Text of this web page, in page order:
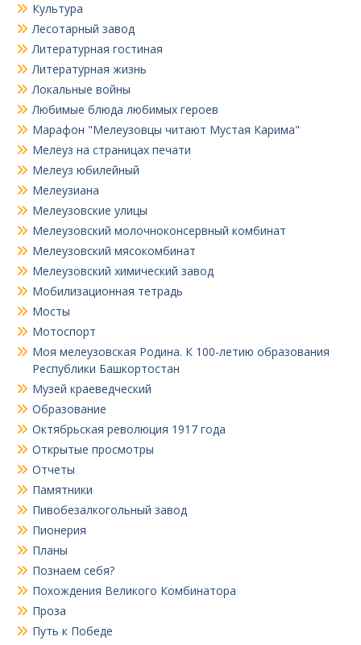
Культура
Лесотарный завод
Литературная гостиная
Литературная жизнь
Локальные войны
Любимые блюда любимых героев
Марафон "Мелеузовцы читают Мустая Карима"
Мелеуз на страницах печати
Мелеуз юбилейный
Мелеузиана
Мелеузовские улицы
Мелеузовский молочноконсервный комбинат
Мелеузовский мясокомбинат
Мелеузовский химический завод
Мобилизационная тетрадь
Мосты
Мотоспорт
Моя мелеузовская Родина. К 100-летию образования
Республики Башкортостан
Музей краеведческий
Образование
Октябрьская революция 1917 года
Открытые просмотры
Отчеты
Памятники
Пивобезалкогольный завод
Пионерия
Планы
Познаем себя?
Похождения Великого Комбинатора
Проза
Путь к Победе